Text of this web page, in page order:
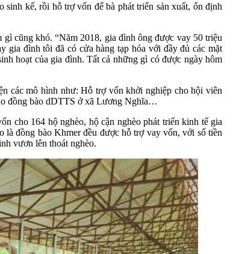
kế, rồi hỗ trợ vốn để bà phát triển sản xuất, ổn định
cũng khó. “Năm 2018, gia đình ông được vay 50 triệu
gia đình tôi đã có cửa hàng tạp hóa với đầy đủ các mặt
hoạt của gia đình. Tất cả những gì có được ngày hôm
các mô hình như: Hỗ trợ vốn khởi nghiệp cho hội viên
đồng bào dDTTS ở xã Lương Nghĩa…
cho 164 hộ nghèo, hộ cận nghèo phát triển kinh tế gia
là đồng bào Khmer đều được hỗ trợ vay vốn, với số tiền
vươn lên thoát nghèo.